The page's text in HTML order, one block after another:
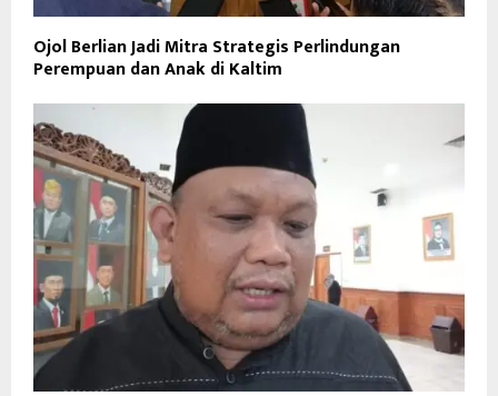
Ojol Berlian Jadi Mitra Strategis Perlindungan
Perempuan dan Anak di Kaltim